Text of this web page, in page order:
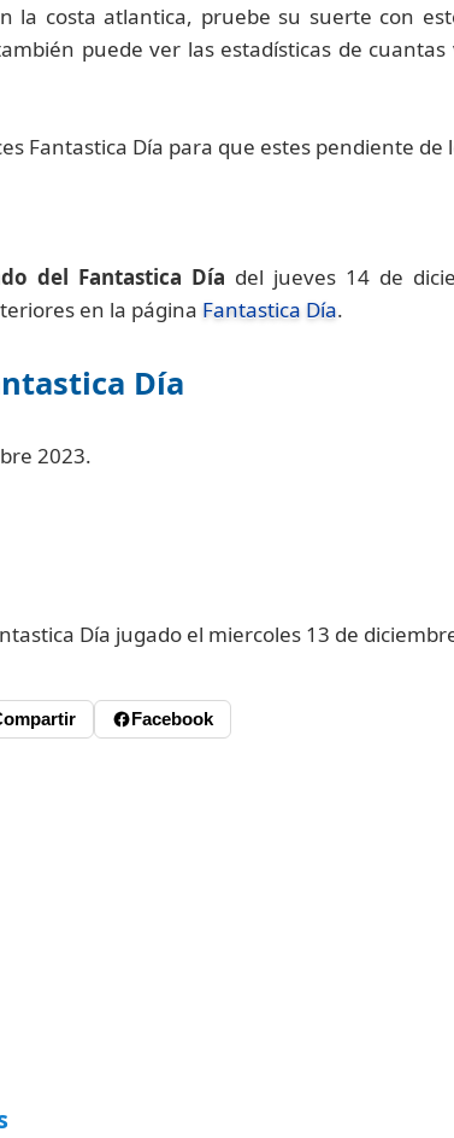
la costa atlantica, pruebe su suerte con
puede ver las estadísticas de cuantas
Fantastica Día para que estes pendiente de
del Fantastica Día del jueves 14 de
en la página Fantastica Día.
Día
2023.
Día jugado el miercoles 13 de
Facebook